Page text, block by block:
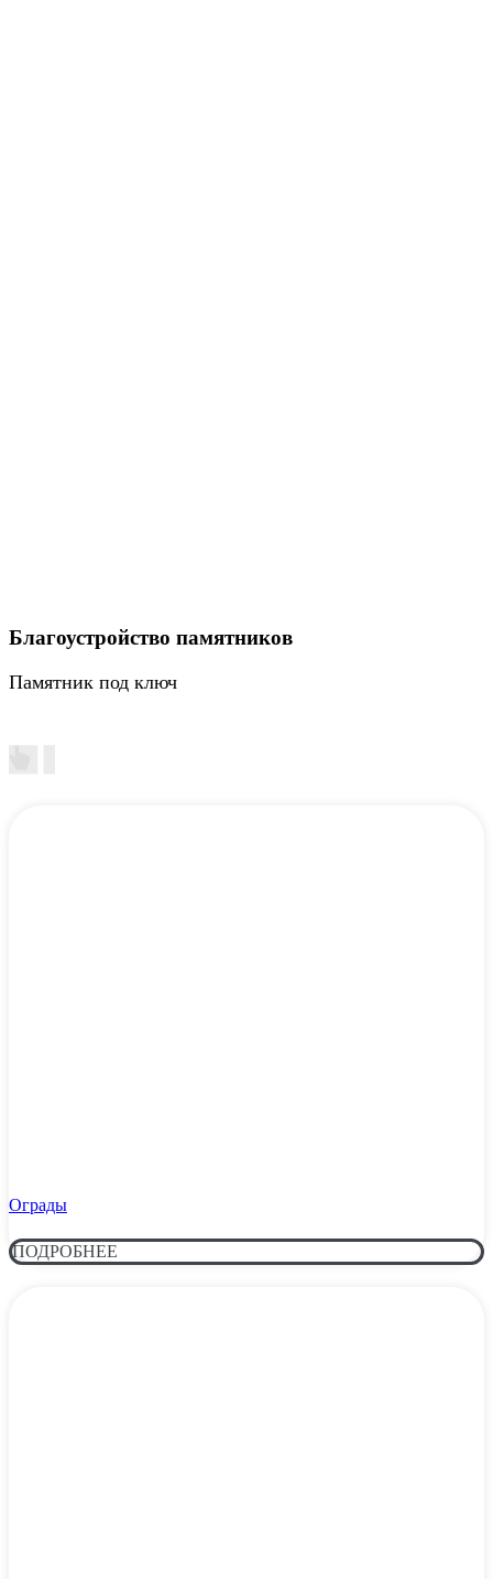
Благоустройство памятников
Памятник под ключ
Ограды
ПОДРОБНЕЕ